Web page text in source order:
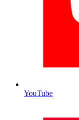
YouTube